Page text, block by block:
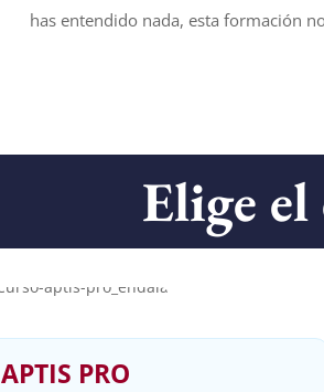
has entendido nada, esta formación
Elige
APTIS PRO